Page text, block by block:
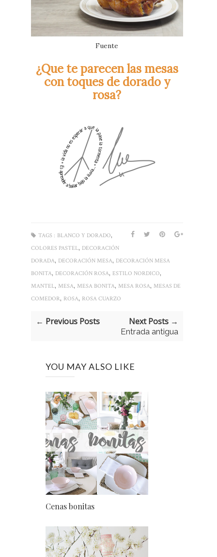
Fuente
¿Que te parecen las mesas
con toques de dorado y
rosa?
TAGS : BLANCO Y DORADO,
COLORES PASTEL, DECORACIÓN
DORADA, DECORACIÓN MESA, DECORACIÓN MESA
BONITA, DECORACIÓN ROSA, ESTILO NORDICO,
MANTEL, MESA, MESA BONITA, MESA ROSA, MESAS DE
COMEDOR, ROSA, ROSA CUARZO
← Previous Posts Next Posts →
Entrada antigua
YOU MAY ALSO LIKE
Cenas bonitas